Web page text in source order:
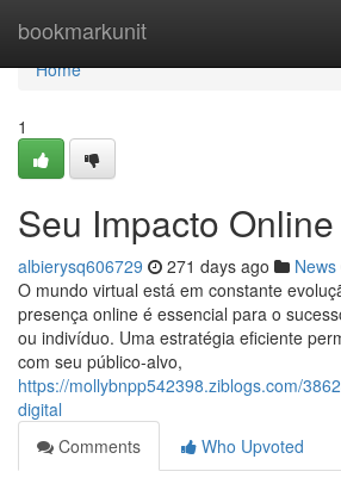
bookmarkunit
Home
Home
1
Seu Impacto Online
albierysq606729 271 days ago News
O mundo virtual está em constante
presença online é essencial para o
ou indivíduo. Uma estratégia eficiente
com seu público-alvo,
https://mollybnpp542398.ziblogs.com/
digital
Comments
Who Upvoted